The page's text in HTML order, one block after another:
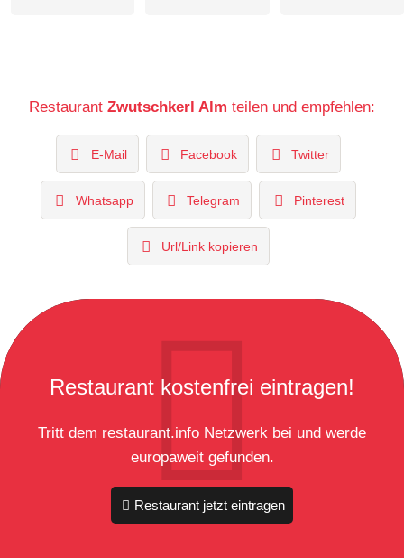
Restaurant Zwutschkerl Alm teilen und empfehlen:
E-Mail Facebook Twitter
Whatsapp Telegram Pinterest
Url/Link kopieren
Restaurant kostenfrei eintragen!
Tritt dem restaurant.info Netzwerk bei und werde
europaweit gefunden.
Restaurant jetzt eintragen